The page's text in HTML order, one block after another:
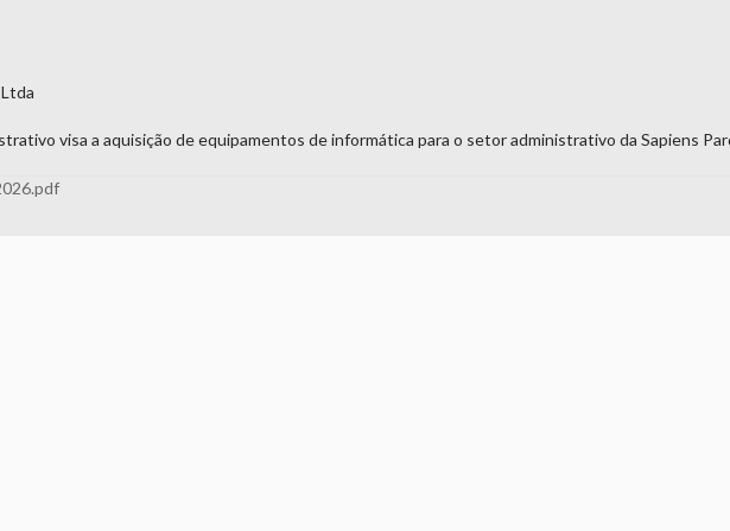
visa a aquisição de equipamentos de informática para o setor administrativo da Sapiens